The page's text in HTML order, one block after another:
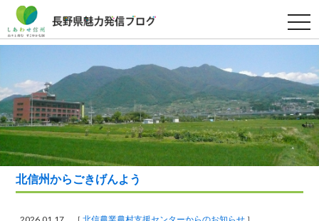
t
o
g
e
n
a
v
i
g
a
t
i
o
北信州からごきげんよう